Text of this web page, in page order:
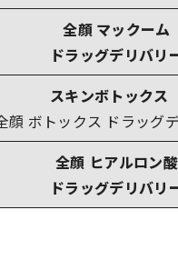
全顔 マックーム
ドラッグデリバリ
スキンボトックス
顔 ボトックス ドラッグ
全顔 ヒアルロン酸
ドラッグデリバリ